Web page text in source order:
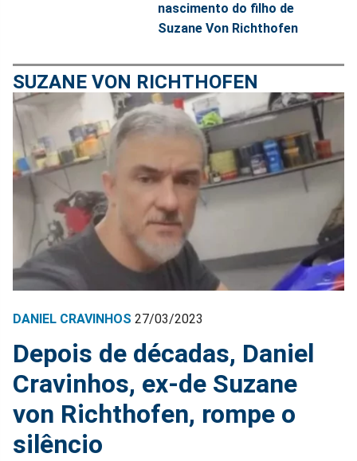
nascimento do filho de
Suzane Von Richthofen
SUZANE VON RICHTHOFEN
DANIEL CRAVINHOS 27/03/2023
Depois de décadas, Daniel
Cravinhos, ex-de Suzane
von Richthofen, rompe o
silêncio